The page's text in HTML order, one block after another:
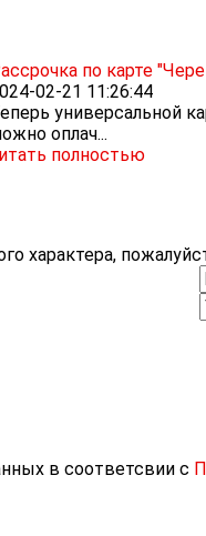
по карте
02-21 11:26:44
универсальной
оплач...
полностью
характера,
в соответсвии с